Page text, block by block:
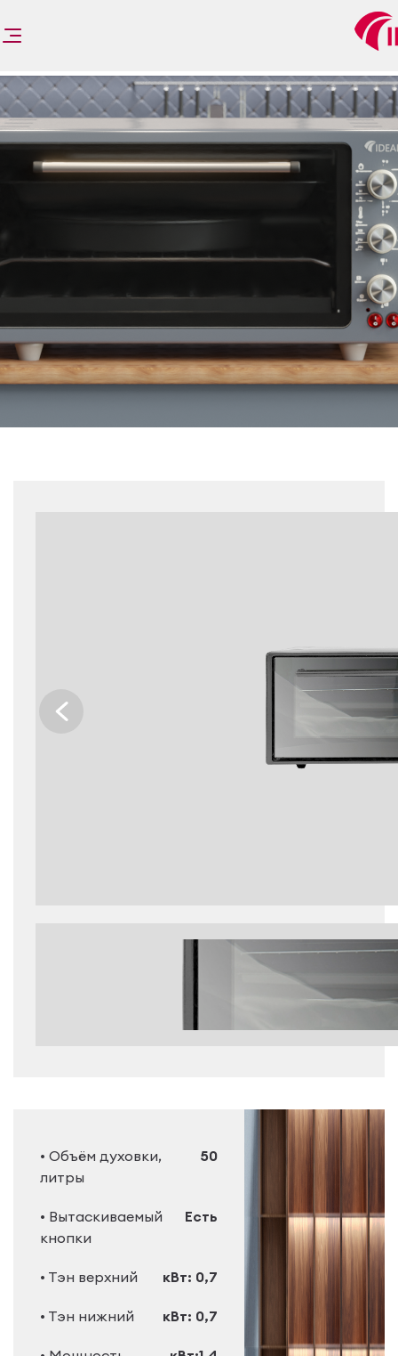
• Объём духовки,
литры
50
• Вытаскиваемый
кнопки
Есть
• Тэн верхний кВт: 0,7
• Тэн нижний кВт: 0,7